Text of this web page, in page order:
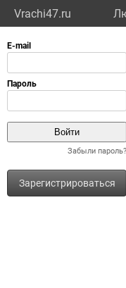
Vrachi47.ru
Забыли пароль?
Зарегистрироваться